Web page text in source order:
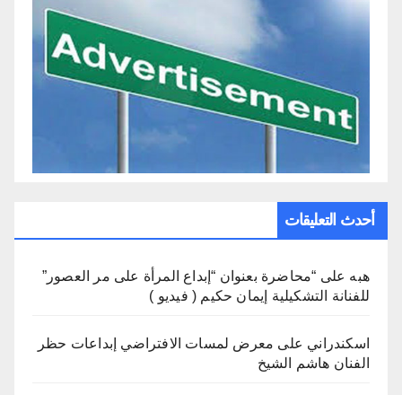
أحدث التعليقات
هبه على “محاضرة بعنوان “إبداع المرأة على مر العصور”
للفنانة التشكيلية إيمان حكيم ( فيديو )
اسكندراني على معرض لمسات الافتراضي إبداعات حظر
الفنان هاشم الشيخ